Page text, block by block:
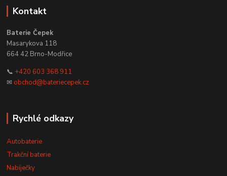
Kontakt
Baterie Čepek
Masarykova 118
664 42 Brno-Modřice
📞 +420 603 368 911
✉ obchod@bateriecepek.cz
Rychlé odkazy
Autobaterie
Trakční baterie
Nabíječky